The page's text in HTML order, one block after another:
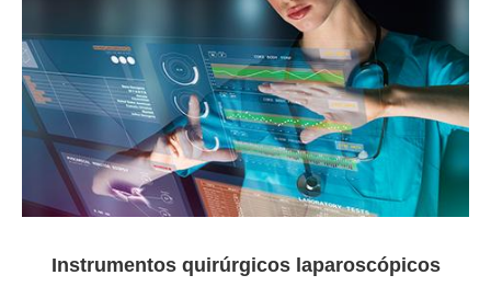
Instrumentos quirúrgicos laparoscópicos